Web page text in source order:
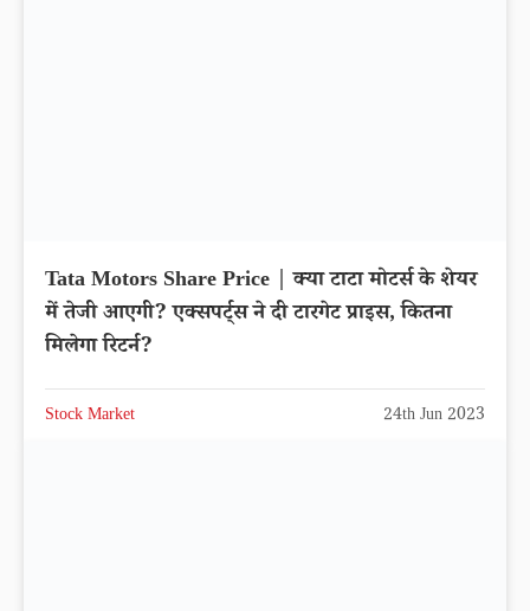
Tata Motors Share Price | क्या टाटा मोटर्स के शेयर
में तेजी आएगी? एक्सपर्ट्स ने दी टारगेट प्राइस, कितना
मिलेगा रिटर्न?
Stock Market 24th Jun 2023